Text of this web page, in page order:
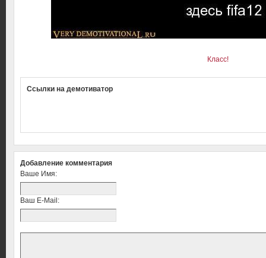
Класс!
Ссылки на демотиватор
Добавление комментария
Ваше Имя:
Ваш E-Mail: